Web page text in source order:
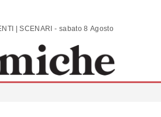
ANALISI | COMMENTI | SCENARI - sabato 8 Agosto 2026